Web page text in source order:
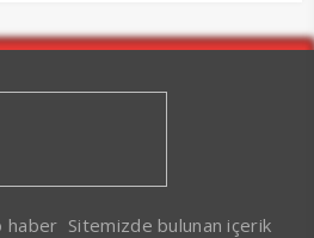
haber Sitemizde bulunan içerik